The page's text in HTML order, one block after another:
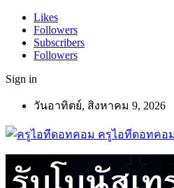
Likes
Followers
Subscribers
Followers
Sign in
วันอาทิตย์, สิงหาคม 9, 2026
ครูไอทีดอทคอ